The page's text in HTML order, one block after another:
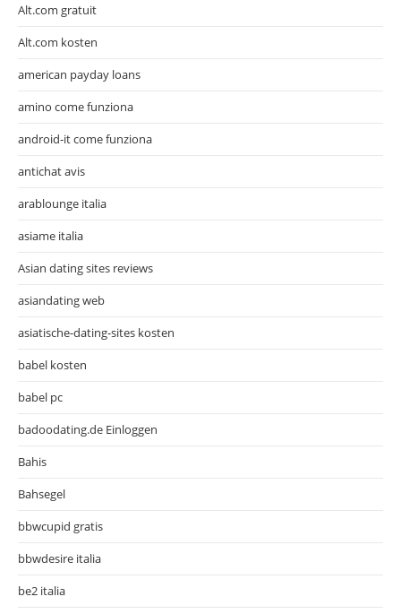
Alt.com gratuit
Alt.com kosten
american payday loans
amino come funziona
android-it come funziona
antichat avis
arablounge italia
asiame italia
Asian dating sites reviews
asiandating web
asiatische-dating-sites kosten
babel kosten
babel pc
badoodating.de Einloggen
Bahis
Bahsegel
bbwcupid gratis
bbwdesire italia
be2 italia